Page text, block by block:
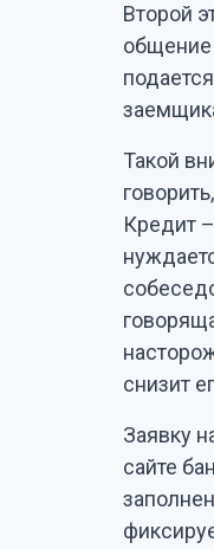
Второй
общение
Такой
Кредит
снизит
Заявку
сайте